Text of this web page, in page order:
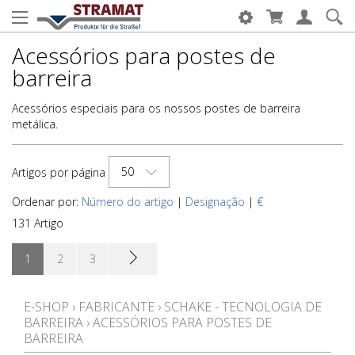
Acessórios para postes de
barreira
Acessórios especiais para os nossos postes de barreira
metálica.
Artigos por página
50
Ordenar por: Número do artigo | Designação | €
131 Artigo
1 2 3
E-SHOP › FABRICANTE › SCHAKE - TECNOLOGIA DE
BARREIRA ›ACESSÓRIOS PARA POSTES DE
BARREIRA